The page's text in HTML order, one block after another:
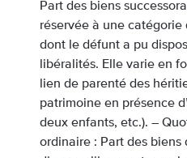
Part des biens
réservée à une catégorie
dont le défunt a pu
libéralités. Elle varie en
lien de parenté des
patrimoine en présence
deux enfants, etc.). –
ordinaire : Part des